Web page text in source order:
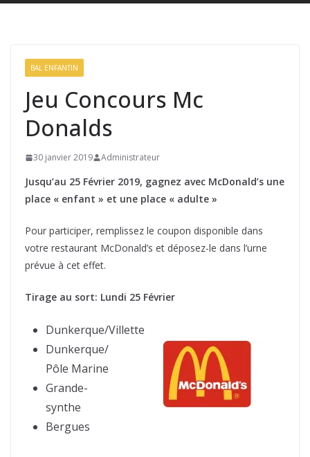
BAL ENFANTIN
Jeu Concours Mc
Donalds
30 janvier 2019 Administrateur
Jusqu’au 25 Février 2019, gagnez avec McDonald’s une
place « enfant » et une place « adulte »
Pour participer, remplissez le coupon disponible dans
votre restaurant McDonald’s et déposez-le dans l’urne
prévue à cet effet.
Tirage au sort: Lundi 25 Février
Dunkerque/Villette
Dunkerque/
Pôle Marine
Grande-
synthe
Bergues